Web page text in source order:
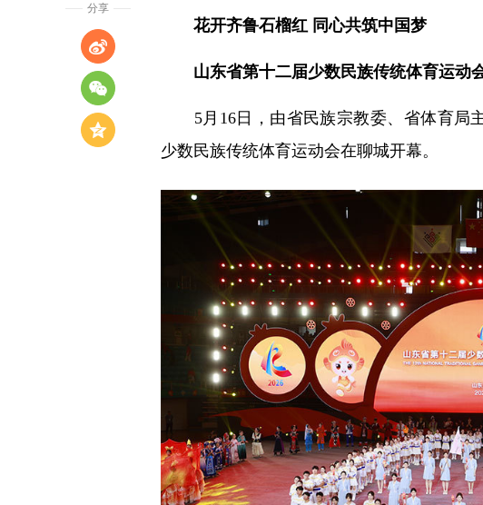
分享
花开齐鲁石榴红 同心共筑中国梦
山东省第十二届少数民族传统体育运动
5月16日，由省民族宗教委、省体育局
少数民族传统体育运动会在聊城开幕。